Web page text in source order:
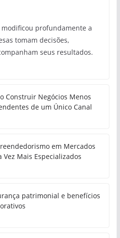
profundamente a
tomam decisões,
seus resultados.
Construir Negócios Menos
de um Único Canal
em Mercados
Vez Mais Especializados
patrimonial e benefícios